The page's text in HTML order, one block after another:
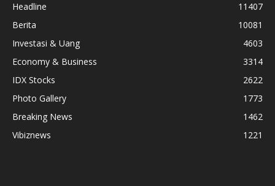
Headline
11407
Berita
10081
Investasi & Uang
4603
Economy & Business
3314
IDX Stocks
2622
Photo Gallery
1773
Breaking News
1462
Vibiznews
1221